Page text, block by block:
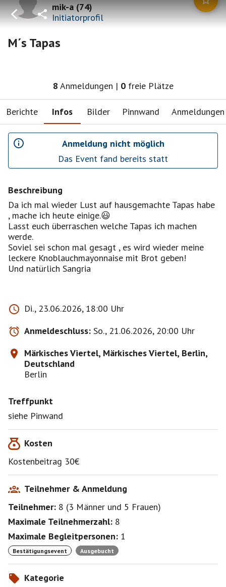
mik-a(74)
Initiatorprofil
M´s Tapas
8 Anmeldungen | 0 freie Plätze
Berichte Infos Bilder Pinnwand Anmeldungen
Anmeldung nicht möglich
Das Event fand bereits statt
Beschreibung
Da ich mal wieder Lust auf hausgemachte Tapas habe
, mache ich heute einige.😃
Lasst euch überraschen welche Tapas ich machen
werde.
Soviel sei schon mal gesagt , es wird wieder meine
leckere Knoblauchmayonnaise mit Brot geben!
Und natürlich Sangria
Di., 23.06.2026, 18:00 Uhr
Anmeldeschluss: So., 21.06.2026, 20:00 Uhr
Märkisches Viertel, Märkisches Viertel, Berlin,
Deutschland
Berlin
Treffpunkt
siehe Pinwand
Kosten
Kostenbeitrag 30€
Teilnehmer & Anmeldung
Teilnehmer: 8 (3 Männer und 5 Frauen)
Maximale Teilnehmerzahl: 8
Maximale Begleitpersonen: 1
Bestätigungsevent Ausgebucht
Kategorie